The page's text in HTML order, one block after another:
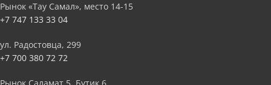
Рынок «Тау Самал», место 14-15
+7 747 133 33 04
ул. Радостовца, 299
+7 700 380 72 72